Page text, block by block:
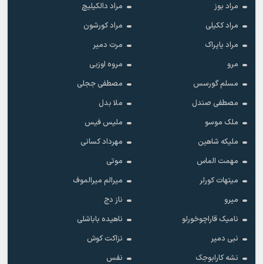
مراد بوز
مراد دالکیلیچ
مراد ککیلی
مراد کورشون
مراد یاپراک
مرت دمیر
مرو
مروه اوزبی
مسلم گورسس
مصطفی ججلی
مصطفی صندل
ملا بدل
ملک موسو
ملیس فیس
ملیکه شاهین
مهرداد کسانی
مهمت الماس
موتی
میتهات کورلر
میرالم میرالموف
میرو
ناز دج
نامیک قاراچوخورلو
ناهیده باباشلی
نبی دمیر
نزاکت کوش
نشه کارابوجک
نفس